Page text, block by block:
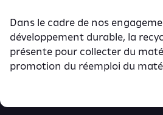
Dans le cadre de nos
développement durable, la
présente pour collecter du
promotion du réemploi du